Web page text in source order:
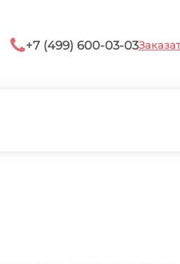
+7 (499) 600-03-03